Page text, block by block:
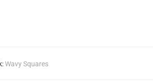
Wavy Squares